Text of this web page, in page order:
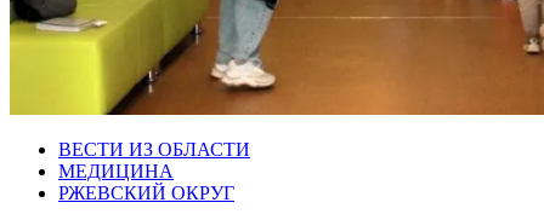
ВЕСТИ ИЗ ОБЛАСТИ
МЕДИЦИНА
РЖЕВСКИЙ ОКРУГ